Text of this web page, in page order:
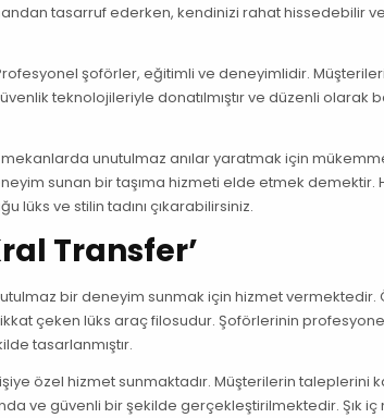
tasarruf ederken, kendinizi rahat hissedebilir ve
şoförler, eğitimli ve deneyimlidir.
teknolojileriyle donatılmıştır ve düzenli olarak
unutulmaz anılar yaratmak için
sunan bir taşıma hizmeti elde etmek demektir.
lüks ve stilin tadını çıkarabilirsiniz.
Transfer’
bir deneyim sunmak için hizmet vermektedir.
çeken lüks araç filosudur. Şoförlerinin
tasarlanmıştır.
özel hizmet sunmaktadır. Müşterilerin taleplerini
ve güvenli bir şekilde gerçekleştirilmektedir. Şık iç